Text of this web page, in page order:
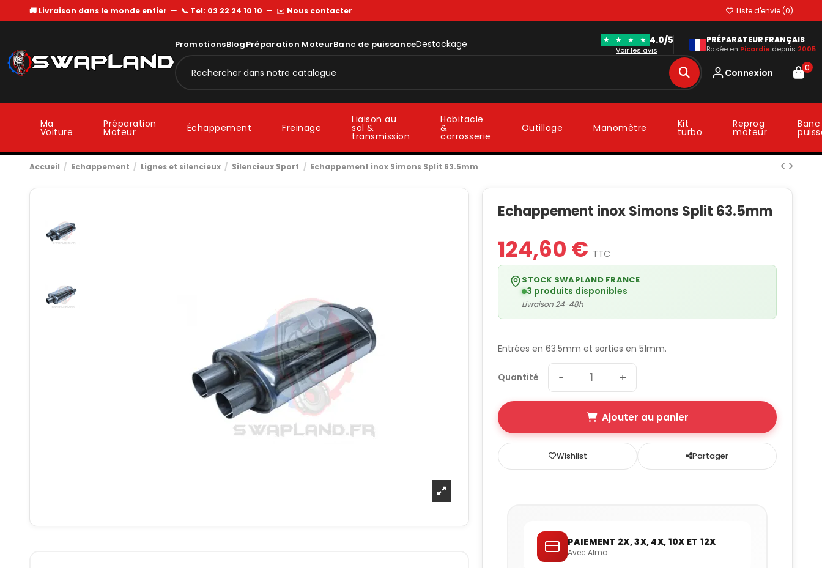
🚚 Livraison dans le monde entier — 📞 Tel: 03 22 24 10 10 — ✉️ Nous contacter Liste d'envie (0)
PromotionsBlogPréparation MoteurBanc de puissanceDestockage ★ ★ ★ ★ 4.0/5
Voir les avis
PRÉPARATEUR FRANÇAIS
Basée en Picardie depuis 2005
Connexion 0
Ma
Voiture
Préparation
Moteur Échappement Freinage
Liaison au
sol &
transmission
Habitacle
&
carrosserie
Outillage Manomètre Kit
turbo
Reprog
moteur
Accueil Echappement Lignes et silencieux Silencieux Sport Echappement inox Simons Split 63.5mm
Echappement inox Simons Split 63.5mm
124,60 € TTC
STOCK SWAPLAND FRANCE
3 produits disponibles
Livraison 24-48h
Entrées en 63.5mm et sorties en 51mm.
Quantité − +
Ajouter au panier
Wishlist Partager
PAIEMENT 2X, 3X, 4X, 10X ET 12X
Avec Alma